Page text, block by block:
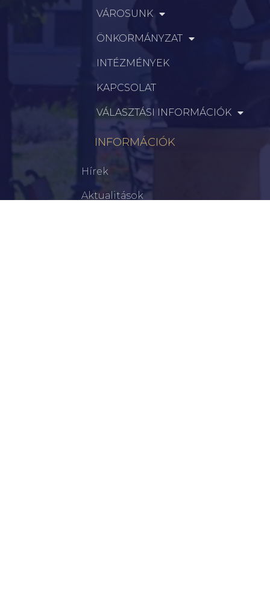
VÁROSUNK
ÖNKORMÁNYZAT
INTÉZMÉNYEK
KAPCSOLAT
VÁLASZTÁSI INFORMÁCIÓK
INFORMÁCIÓK
Hírek
Aktualitások